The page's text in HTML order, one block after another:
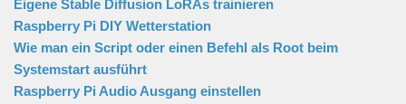
Eigene Stable Diffusion LoRAs trainieren
Raspberry Pi DIY Wetterstation
Wie man ein Script oder einen Befehl als Root beim
Systemstart ausführt
Raspberry Pi Audio Ausgang einstellen